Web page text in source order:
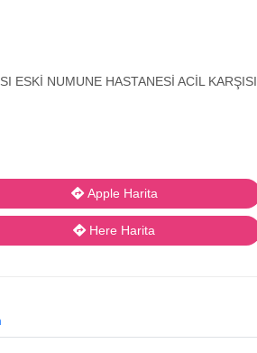
ESKİ NUMUNE HASTANESİ ACİL KARŞISI
Apple Harita
Here Harita